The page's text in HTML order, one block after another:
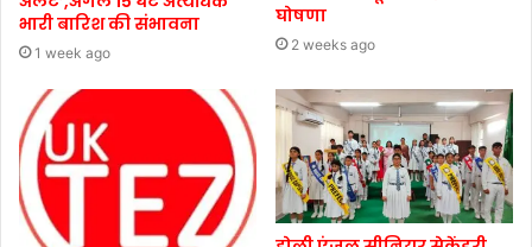
भारी बारिश की संभावना
1 week ago
घोषणा
2 weeks ago